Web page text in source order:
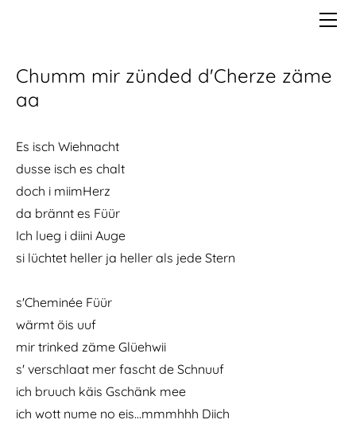
Chumm mir zünded d'Cherze zäme
aa
Es isch Wiehnacht
dusse isch es chalt
doch i miimHerz
da brännt es Füür
Ich lueg i diini Auge
si lüchtet heller ja heller als jede Stern
s'Cheminée Füür
wärmt öis uuf
mir trinked zäme Glüehwii
s' verschlaat mer fascht de Schnuuf
ich bruuch käis Gschänk mee
ich wott nume no eis…mmmhhh Diich
Resonanz
Ein Orden für die Fee
Die Geschichte vom Buckelwalbaby Humphrey
Schlangeweile - und Krokodil
Chumm mir zünded d'Cherze zäme aa
Siebe Täg bis d'Sunne ufgaat
Miis Luzern ich ha di gern
Miin Ängel
MUSIK